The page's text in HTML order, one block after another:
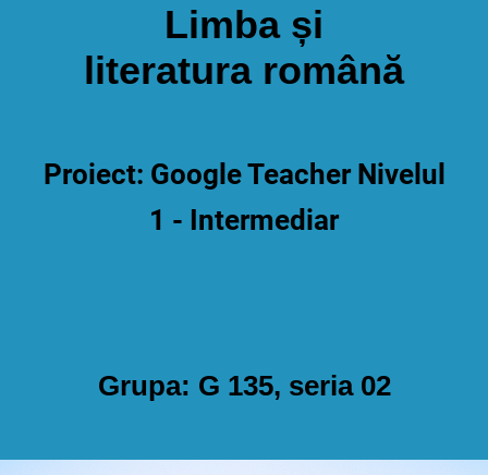
Limba și
literatura română
Proiect: Google Teacher Nivelul
1 - Intermediar
Grupa: G 135, seria 02